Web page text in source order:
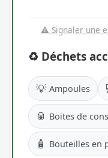
⚠️ Signaler une
♻️ Déchets
💡 Ampoules
🥫 Boites de
🧴 Bouteilles en